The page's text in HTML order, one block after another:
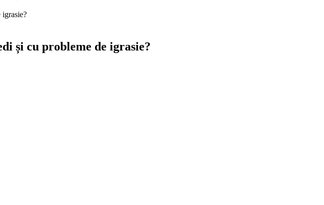
igrasie?
și cu probleme de igrasie?